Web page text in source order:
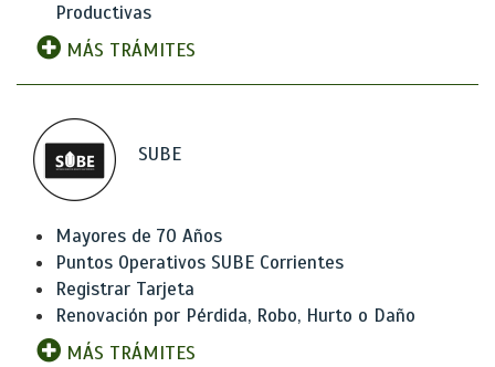
Productivas
MÁS TRÁMITES
SUBE
Mayores de 70 Años
Puntos Operativos SUBE Corrientes
Registrar Tarjeta
Renovación por Pérdida, Robo, Hurto o Daño
MÁS TRÁMITES